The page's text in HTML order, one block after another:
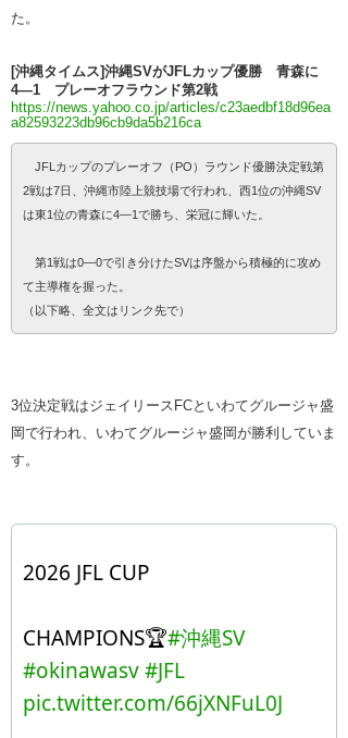
た。
[沖縄タイムス]沖縄SVがJFLカップ優勝 青森に
4―1 プレーオフラウンド第2戦
https://news.yahoo.co.jp/articles/c23aedbf18d96ea
a82593223db96cb9da5b216ca
JFLカップのプレーオフ（PO）ラウンド優勝決定戦第
2戦は7日、沖縄市陸上競技場で行われ、西1位の沖縄SV
は東1位の青森に4―1で勝ち、栄冠に輝いた。
第1戦は0―0で引き分けたSVは序盤から積極的に攻め
て主導権を握った。
（以下略、全文はリンク先で）
3位決定戦はジェイリースFCといわてグルージャ盛
岡で行われ、いわてグルージャ盛岡が勝利していま
す。
2026 JFL CUP
CHAMPIONS🏆#沖縄SV
#okinawasv#JFL
pic.twitter.com/66jXNFuL0J